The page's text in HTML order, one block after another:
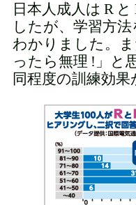
日本人成人は R
したが、学習方
わかりました。
ったら無理 !」と
同程度の訓練効